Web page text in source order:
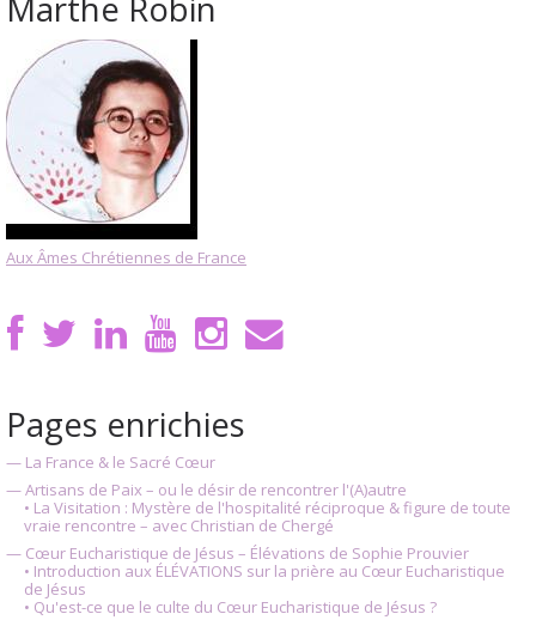
Aux Âmes Chrétiennes de France
Pages enrichies
— La France & le Sacré Cœur
— Artisans de Paix – ou le désir de rencontrer l'(A)autre
• La Visitation : Mystère de l'hospitalité réciproque & figure de toute
vraie rencontre – avec Christian de Chergé
— Cœur Eucharistique de Jésus – Élévations de Sophie Prouvier
• Introduction aux ÉLÉVATIONS sur la prière au Cœur Eucharistique
de Jésus
• Qu'est-ce que le culte du Cœur Eucharistique de Jésus ?